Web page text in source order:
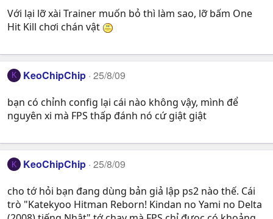
Với lại lỡ xài Trainer muốn bỏ thì làm sao, lỡ bấm One
Hit Kill chơi chán vật
K KeoChipChip 25/8/09
bạn có chỉnh config lại cái nào không vậy, mình để
nguyên xi mà FPS thấp đánh nó cứ giật giật
K KeoChipChip 25/8/09
cho tớ hỏi bạn đang dùng bản giả lập ps2 nào thế. Cái
trò "Katekyoo Hitman Reborn! Kindan no Yami no Delta